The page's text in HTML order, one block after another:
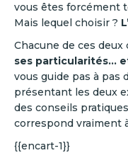
vous êtes forcément
Mais lequel choisir ?
Chacune de ces
ses particularités…
vous guide pas à pas
présentant les deux
des conseils
correspond vraiment
{{encart-1}}